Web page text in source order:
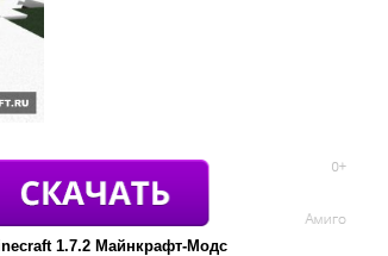
1.7.2 Майнкрафт-Модс